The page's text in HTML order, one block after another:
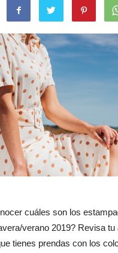
cuáles son los
verano 2019? Revisa tu
tienes prendas con los